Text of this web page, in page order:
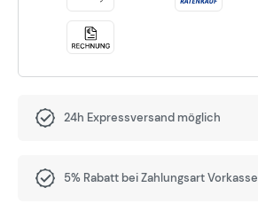
24h Expressversand möglich
5% Rabatt bei Zahlungsart Vorkasse